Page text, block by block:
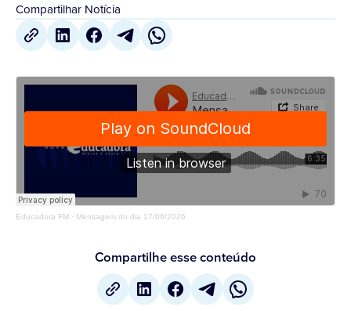
Compartilhar Notícia
Educadora FM · Mensagem do dia 17/06/2026
Compartilhe esse conteúdo